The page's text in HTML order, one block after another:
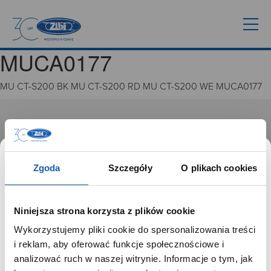
Zgoda Szczegóły O plikach cookies
Niniejsza strona korzysta z plików cookie
Wykorzystujemy pliki cookie do spersonalizowania treści
i reklam, aby oferować funkcje społecznościowe i
analizować ruch w naszej witrynie. Informacje o tym, jak
MUCA0177
MU CT-S200 BK MU CT-S200 RD MU CT-S200 WE MUCA0177
GRUPA ZIBI
Historia
Misja, wizja i wartości Grupy Zibi
Ważne daty
Zgoda na ciasteczka
PRODUKTY
Zegarki
SZANOWNY UŻYTKOWNIKU,
SZANOWNA UŻYTKOWNICZKO